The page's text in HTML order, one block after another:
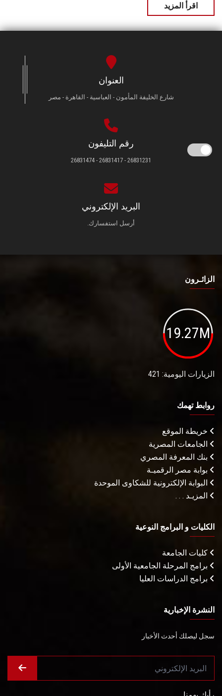
اقرأ المزيد
العنوان
شارع الخليفة المأمون - العباسية - القاهرة - مصر
رقم التليفون
26831231 - 26831417 - 26831474
البريد الإلكتروني
أرسل استفسارك.
الزائـرون
19.27M
الزيارات اليومية: 421
روابط تهمك
خريطة الموقع
الجامعات المصرية
بنك المعرفة المصري
بوابة مصر الرقميـة
البوابة الإلكترونية للشكاوى الموحدة
المزيـد . . .
الكليات و البرامج النوعية
كليات الجامعة
برامج المرحلة الجامعية الأولى
برامج الدراسات العليا
النشرة الإخبارية
سجل ليصلك أحدث الأخبار